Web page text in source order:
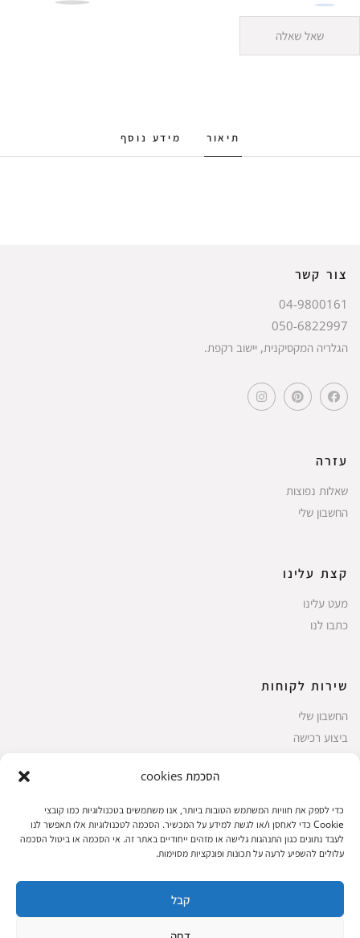
הסכמת cookies
כדי לספק את חוויות המשתמש הטובות ביותר, אנו משתמשים בטכנולוגיות כמו קובצי
Cookie כדי לאחסן ו/או לגשת למידע על המכשיר. הסכמה לטכנולוגיות אלו תאפשר לנו
לעבד נתונים כגון התנהגות גלישה או מזהים ייחודיים באתר זה. אי הסכמה או ביטול הסכמה
עלולים להשפיע לרעה על תכונות ופונקציות מסוימות.
קבל
שאל שאלה
תיאור מידע נוסף
צור קשר
04-9800161
050-6822997
הגלריה המקסיקנית, יישוב רקפת.
עזרה
שאלות נפוצות
החשבון שלי
קצת עלינו
מעט עלינו
כתבו לנו
שירות לקוחות
החשבון שלי
ביצוע רכישה
תקנון אתר
שעות הפעילות: ראשון עד חמישי 8 עד 18| שישי 8 עד 15 | שבת 10 עד 17
© 2023 כל הזכיות שמורות להגלריה
פיתוח: